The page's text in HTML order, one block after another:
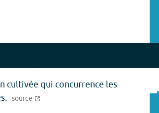
cultivée qui concurrence les
source